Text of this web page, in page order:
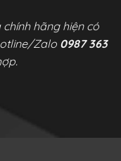
hãng hiện có
Zalo 0987 363